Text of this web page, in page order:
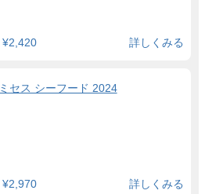
¥2,420 詳しくみる
ミセス シーフード 2024
¥2,970 詳しくみる